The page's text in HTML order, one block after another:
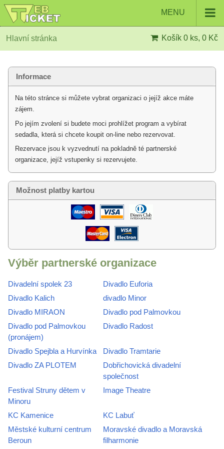
MENU
Hlavní stránka Košík 0 ks, 0 Kč
Informace
Na této stránce si můžete vybrat organizaci o jejíž akce máte
zájem.
Po jejím zvolení si budete moci prohlížet program a vybírat
sedadla, která si chcete koupit on-line nebo rezervovat.
Rezervace jsou k vyzvednutí na pokladně té partnerské
organizace, jejíž vstupenky si rezervujete.
Možnost platby kartou
Výběr partnerské organizace
Divadelní spolek 23
Divadlo Euforia
Divadlo Kalich
divadlo Minor
Divadlo MIRAON
Divadlo pod Palmovkou
Divadlo pod Palmovkou
(pronájem)
Divadlo Radost
Divadlo Spejbla a Hurvínka
Divadlo Tramtarie
Divadlo ZA PLOTEM
Dobřichovická divadelní
společnost
Festival Struny dětem v
Minoru
Image Theatre
KC Kamenice
KC Labuť
Městské kulturní centrum
Beroun
Moravské divadlo a Moravská
filharmonie